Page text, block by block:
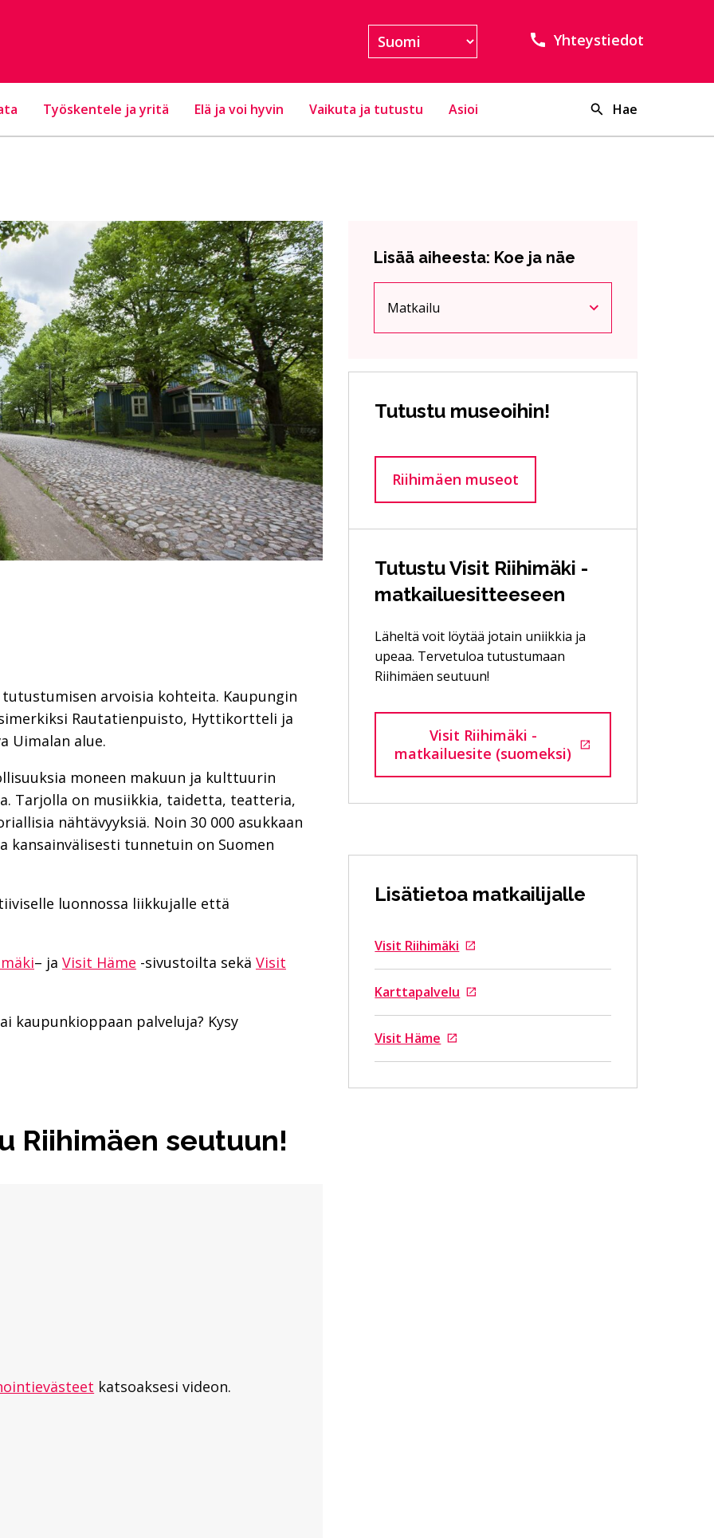
Yhteystiedot
Työskentele ja yritä Elä ja voi hyvin Vaikuta ja tutustu Asioi Hae
arvoisia kohteita. Kaupungin
Rautatienpuisto, Hyttikortteli ja
Uimalan alue.
moneen makuun ja kulttuurin
Tarjolla on musiikkia, taidetta, teatteria,
nähtävyyksiä. Noin 30 000 asukkaan
kansainvälisesti tunnetuin on Suomen
luonnossa liikkujalle että
– ja Visit Häme -sivustoilta sekä Visit
palveluja? Kysy
Riihimäen seutuun!
katsoaksesi videon.
Lisää aiheesta: Koe ja näe
Nykyinen sivu
Matkailu
Klikkaa käyttääksesi valikkoa
Tutustu museoihin!
Riihimäen museot
Tutustu Visit Riihimäki -
matkailuesitteeseen
Läheltä voit löytää jotain uniikkia ja
upeaa. Tervetuloa tutustumaan
Riihimäen seutuun!
Visit Riihimäki -
matkailuesite (suomeksi)Siirtyy ulkoiselle sivustolle
Lisätietoa matkailijalle
Visit Riihimäki
Siirtyy ulkoiselle sivustolle
Karttapalvelu
Siirtyy ulkoiselle sivustolle
Visit Häme
Siirtyy ulkoiselle sivustolle